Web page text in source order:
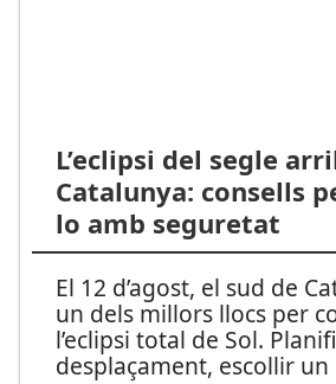
L’eclipsi del segle
Catalunya: consells
lo amb seguretat
El 12 d’agost, el sud de
un dels millors llocs per
l’eclipsi total de Sol.
desplaçament, escollir